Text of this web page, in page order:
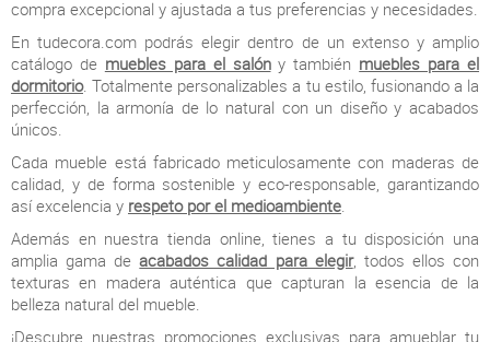
compra excepcional y ajustada a tus preferencias y necesidades.
En tudecora.com podrás elegir dentro de un extenso y amplio
catálogo de muebles para el salóny también muebles para el
dormitorio. Totalmente personalizables a tu estilo, fusionando a la
perfección, la armonía de lo natural con un diseño y acabados
únicos.
Cada mueble está fabricado meticulosamente con maderas de
calidad, y de forma sostenible y eco-responsable, garantizando
así excelencia y respeto por el medioambiente.
Además en nuestra tienda online, tienes a tu disposición una
amplia gama deacabados calidad para elegir, todos ellos con
texturas en madera auténtica que capturan la esencia de la
belleza natural del mueble.
¡Descubre nuestras promociones exclusivas para amueblar tu